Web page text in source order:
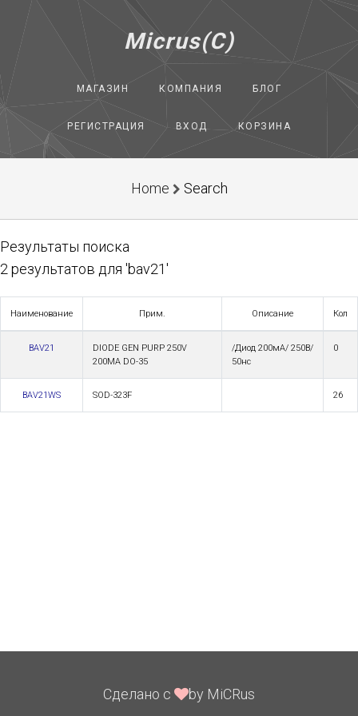
Micrus(C)
МАГАЗИН КОМПАНИЯ БЛОГ
РЕГИСТРАЦИЯ ВХОД КОРЗИНА
Home Search
Результаты поиска
2 результатов для 'bav21'
Наименование Прим. Описание Кол
BAV21
DIODE GEN PURP 250V
200MA DO-35
/Диод 200мА/ 250В/
50нс
0
BAV21WS SOD-323F 26
Сделано с by MiCRus